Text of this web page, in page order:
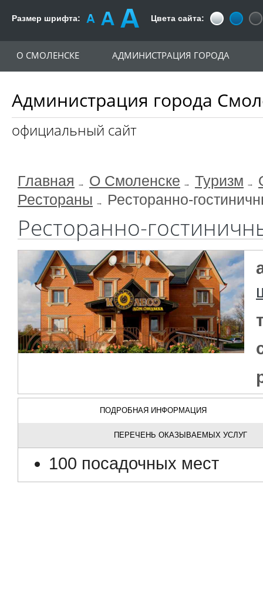
Размер шрифта: Цвета сайта:
Администрация города
официальный сайт
О СМОЛЕНСКЕ АДМИНИСТРАЦИЯ ГОРОДА
Главная О Смоленске Туризм
Рестораны
Ресторанно-
Ресторанно-
ПОДРОБНАЯ ИНФОРМАЦИЯ
ПЕРЕЧЕНЬ ОКАЗЫВАЕМЫХ УСЛУГ
100 посадочных мест